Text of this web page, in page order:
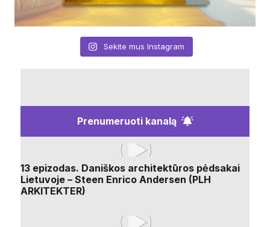
Sekite mus Instagram
Prenumeruoti kanalą
13 epizodas. Daniškos architektūros pėdsakai
Lietuvoje – Steen Enrico Andersen (PLH
ARKITEKTER)